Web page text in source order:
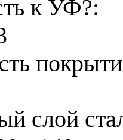
к УФ?:
слой